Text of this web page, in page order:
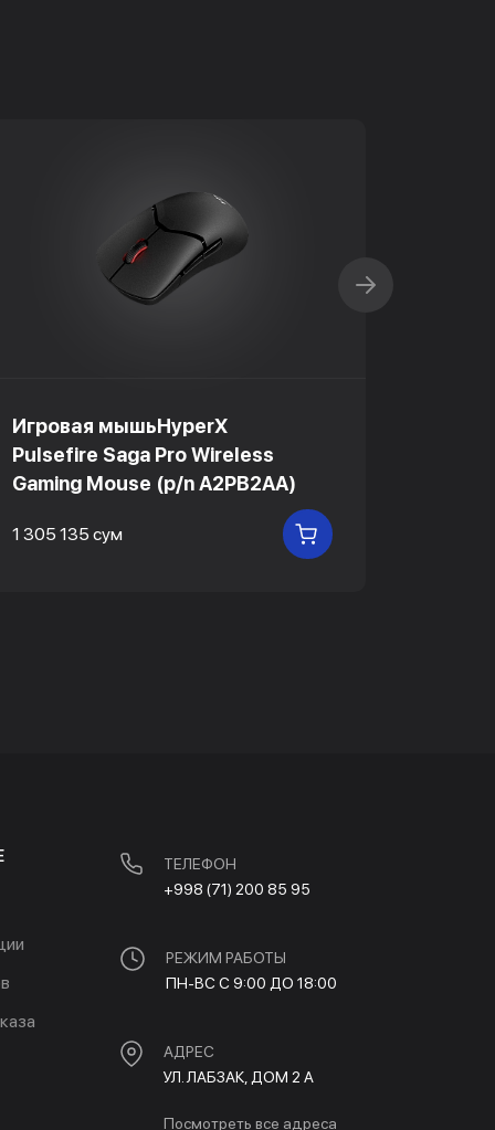
Игровая мышьHyperX
Pulsefire Saga Pro Wireless
Gaming Mouse (p/n A2PB2AA)
1 305 135 сум В КОРЗИНУ
ТЕЛЕФОН
+998 (71) 200 85 95
РЕЖИМ РАБОТЫ
ПН-ВС С 9:00 ДО 18:00
АДРЕС
УЛ. ЛАБЗАК, ДОМ 2 A
Посмотреть все адреса